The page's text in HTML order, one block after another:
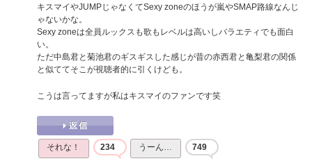
キスマイやJUMPじゃなくてSexy zoneのほうが嵐やSMAP路線なんじ
ゃないかな。
Sexy zoneは全員ルックスも歌もレベルは高いしバラエティでも面白
い。
ただ中島君と菊池君のギスギスした感じが昔の赤西君と亀梨君の関係
と似ててそこが視聴者的に引くけども。
こうは言ってますが私はキスマイのファンです笑
それな！ 234 うーん… 749